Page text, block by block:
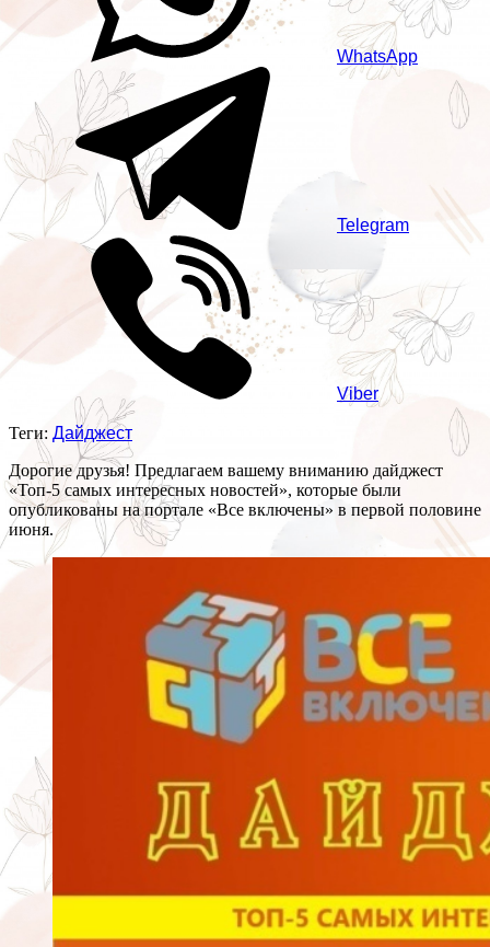
WhatsApp
Telegram
Viber
Теги: Дайджест
Дорогие друзья! Предлагаем вашему вниманию дайджест
«Топ-5 самых интересных новостей», которые были
опубликованы на портале «Все включены» в первой половине
июня.